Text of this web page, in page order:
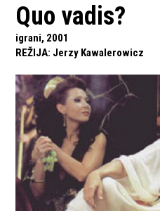
Quo vadis?
igrani, 2001
REŽIJA: Jerzy Kawalerowicz